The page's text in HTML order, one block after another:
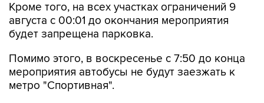
Кроме того, на всех участках ограничений 9
августа с 00:01 до окончания мероприятия
будет запрещена парковка.
Помимо этого, в воскресенье с 7:50 до конца
мероприятия автобусы не будут заезжать к
метро "Спортивная".